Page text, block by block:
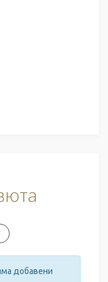
добавени